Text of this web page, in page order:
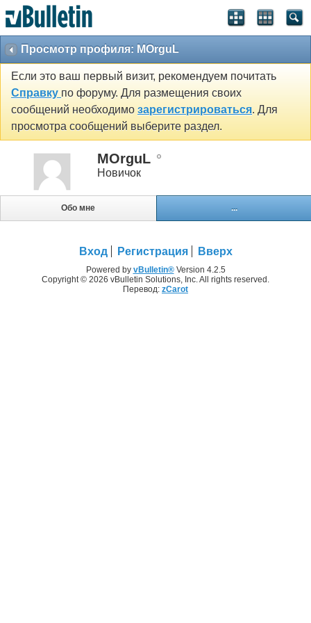
Просмотр профиля: MOrguL
Если это ваш первый визит, рекомендуем почитать
Справку по форуму. Для размещения своих
сообщений необходимо зарегистрироваться. Для
просмотра сообщений выберите раздел.
MOrguL
Новичок
Обо мне ...
Вход Регистрация Вверх
Powered by vBulletin®Version 4.2.5
Copyright © 2026 vBulletin Solutions, Inc. All rights reserved.
Перевод: zCarot